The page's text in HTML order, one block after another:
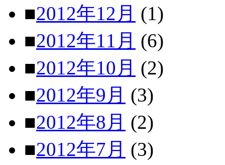
■2012年12月 (1)
■2012年11月 (6)
■2012年10月 (2)
■2012年9月 (3)
■2012年8月 (2)
■2012年7月 (3)